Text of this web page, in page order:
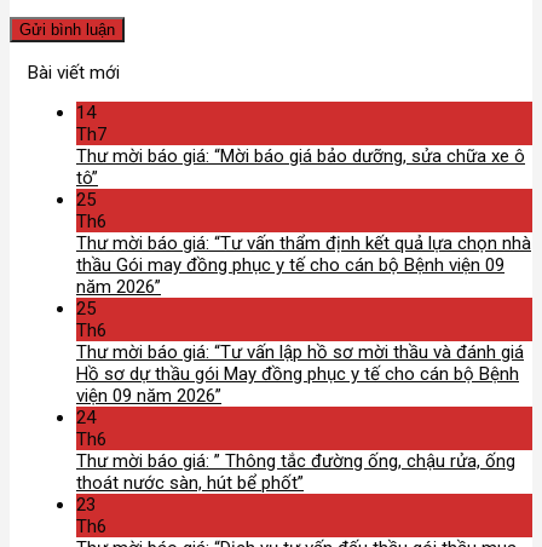
Bài viết mới
14
Th7
Thư mời báo giá: “Mời báo giá bảo dưỡng, sửa chữa xe ô
tô”
25
Th6
Thư mời báo giá: “Tư vấn thẩm định kết quả lựa chọn nhà
thầu Gói may đồng phục y tế cho cán bộ Bệnh viện 09
năm 2026”
25
Th6
Thư mời báo giá: “Tư vấn lập hồ sơ mời thầu và đánh giá
Hồ sơ dự thầu gói May đồng phục y tế cho cán bộ Bệnh
viện 09 năm 2026”
24
Th6
Thư mời báo giá: ” Thông tắc đường ống, chậu rửa, ống
thoát nước sàn, hút bể phốt”
23
Th6